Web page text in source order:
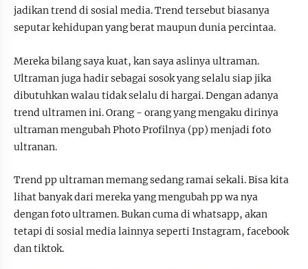
jadikan trend di sosial media. Trend tersebut biasanya
seputar kehidupan yang berat maupun dunia percintaa.
Mereka bilang saya kuat, kan saya aslinya ultraman.
Ultraman juga hadir sebagai sosok yang selalu siap jika
dibutuhkan walau tidak selalu di hargai. Dengan adanya
trend ultramen ini. Orang - orang yang mengaku dirinya
ultraman mengubah Photo Profilnya (pp) menjadi foto
ultranan.
Trend pp ultraman memang sedang ramai sekali. Bisa kita
lihat banyak dari mereka yang mengubah pp wa nya
dengan foto ultramen. Bukan cuma di whatsapp, akan
tetapi di sosial media lainnya seperti Instagram, facebook
dan tiktok.